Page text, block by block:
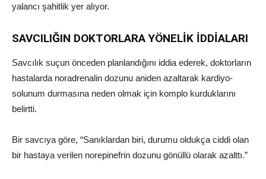
yalancı şahitlik yer alıyor.
SAVCILIĞIN DOKTORLARA YÖNELİK İDDİALARI
Savcılık suçun önceden planlandığını iddia ederek, doktorların
hastalarda noradrenalin dozunu aniden azaltarak kardiyo-
solunum durmasına neden olmak için komplo kurduklarını
belirtti.
Bir savcıya göre, “Sanıklardan biri, durumu oldukça ciddi olan
bir hastaya verilen norepinefrin dozunu gönüllü olarak azalttı.”